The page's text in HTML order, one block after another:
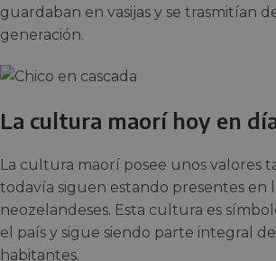
guardaban en vasijas y se trasmitían
generación.
La cultura maorí hoy en
La cultura maorí posee unos valores
todavía siguen estando presentes en
neozelandeses. Esta cultura es
el país y sigue siendo parte integral
habitantes.